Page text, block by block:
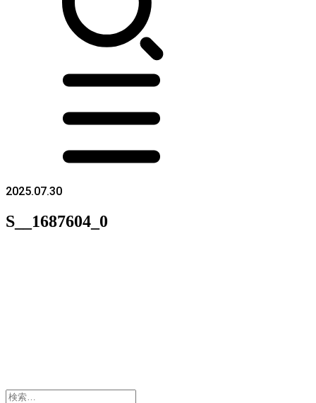
2025.07.30
S__1687604_0
検